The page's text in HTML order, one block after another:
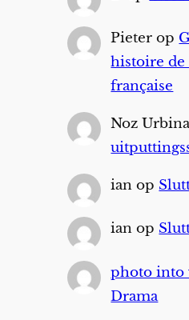
Pieter op
histoire
française
Noz
ian op
ian op
photo into
Drama